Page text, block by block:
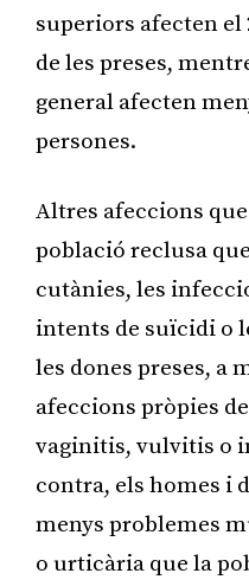
superiors afecten el
de les preses,
general afecten
persones.
Altres afeccions
població reclusa
cutànies, les
intents de suïcidi o
les dones preses, a
afeccions pròpies
vaginitis, vulvitis o
contra, els homes i
menys problemes
o urticària que la